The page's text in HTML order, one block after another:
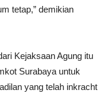
tetap,” demikian
Kejaksaan Agung itu
Surabaya untuk
yang telah inkracht